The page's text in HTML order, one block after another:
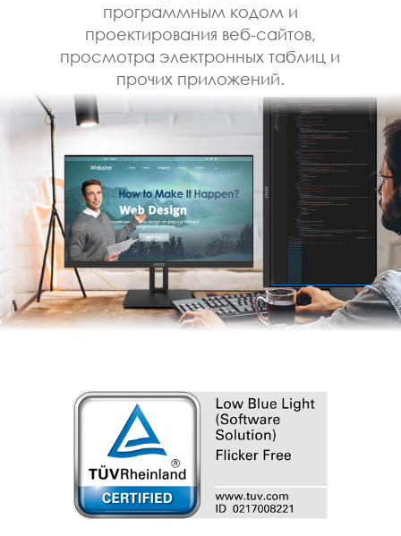
программным кодом и
проектирования веб-сайтов,
просмотра электронных таблиц и
прочих приложений.